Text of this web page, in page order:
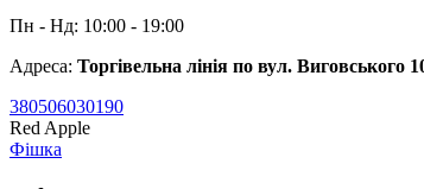
Пн - Нд: 10:00 - 19:00
Адреса: Торгівельна лінія по вул.
380506030190
Red Apple
Фішка